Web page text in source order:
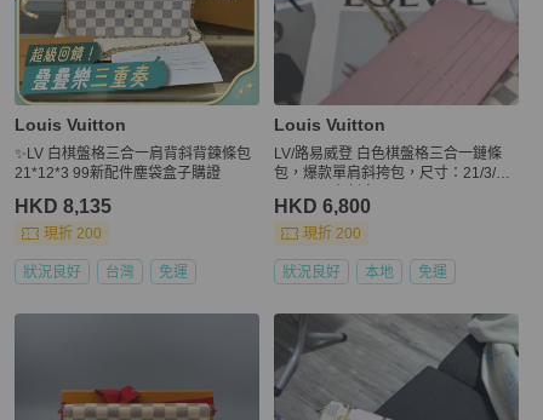
Louis Vuitton
✨LV 白棋盤格三合一肩背斜背鍊條包
21*12*3 99新配件塵袋盒子購證
HKD 8,135
現折 200
狀況良好 台灣 免運
Louis Vuitton
LV/路易威登 白色棋盤格三合一鏈條
包，爆款單肩斜挎包，尺寸：21/3/12/
HKD 6,800
現折 200
狀況良好 本地 免運